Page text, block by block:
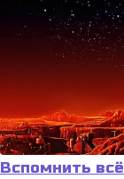
Вспомнить всё